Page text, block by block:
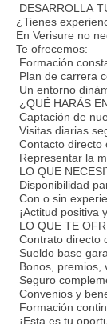
DESARROLLA
¿Tienes
En Verisure no
Te ofrecemos:
Formación
Plan de carrera
Un entorno
¿QUÉ HARÁS
Captación de
Visitas diarias
Contacto directo
Representar la
LO QUE
Disponibilidad
Con o sin
¡Actitud positiva
LO QUE TE
Contrato directo
Sueldo base
Bonos, premios,
Seguro
Convenios y
Formación
¡Esta es tu